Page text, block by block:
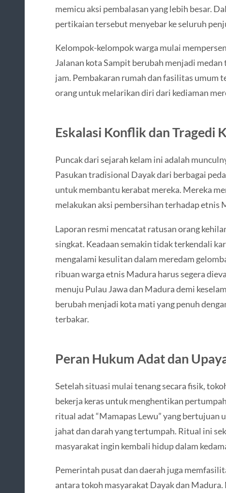
memicu aksi pembalasan yang lebih besar.
pertikaian tersebut menyebar ke seluruh
Kelompok-kelompok warga mulai
Jalanan kota Sampit berubah menjadi
jam. Pembakaran rumah dan fasilitas umum
orang untuk melarikan diri dari kediaman
Eskalasi Konflik dan Tragedi
Puncak dari sejarah kelam ini adalah
Pasukan tradisional Dayak dari berbagai
untuk membantu kerabat mereka. Mereka
melakukan aksi pembersihan terhadap etnis
Laporan resmi mencatat ratusan orang
singkat. Keadaan semakin tidak terkendali
mengalami kesulitan dalam meredam
ribuan warga etnis Madura harus segera
menuju Pulau Jawa dan Madura demi
berubah menjadi kota mati yang penuh
terbakar.
Peran Hukum Adat dan
Setelah situasi mulai tenang secara fisik,
bekerja keras untuk menghentikan
ritual adat “Mamapas Lewu” yang
jahat dan darah yang tertumpah. Ritual ini
masyarakat ingin kembali hidup dalam
Pemerintah pusat dan daerah juga
antara tokoh masyarakat Dayak dan